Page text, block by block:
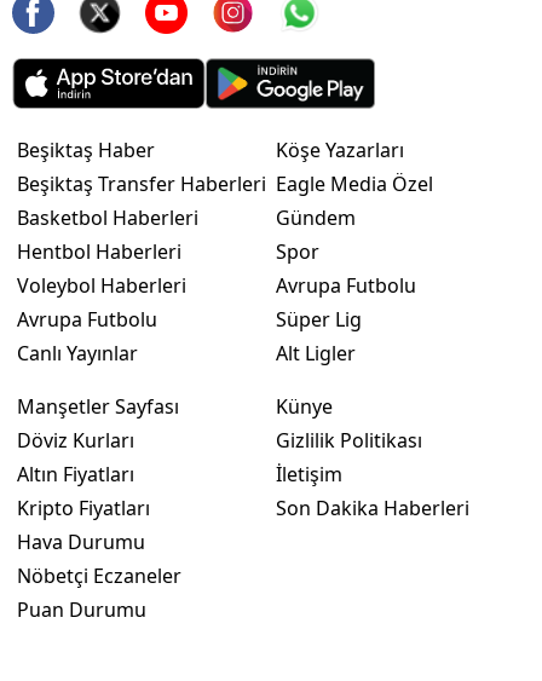
Beşiktaş Haber
Beşiktaş Transfer Haberleri
Basketbol Haberleri
Hentbol Haberleri
Voleybol Haberleri
Avrupa Futbolu
Canlı Yayınlar
Köşe Yazarları
Eagle Media Özel
Gündem
Spor
Avrupa Futbolu
Süper Lig
Alt Ligler
Manşetler Sayfası
Döviz Kurları
Altın Fiyatları
Kripto Fiyatları
Hava Durumu
Nöbetçi Eczaneler
Puan Durumu
Künye
Gizlilik Politikası
İletişim
Son Dakika Haberleri